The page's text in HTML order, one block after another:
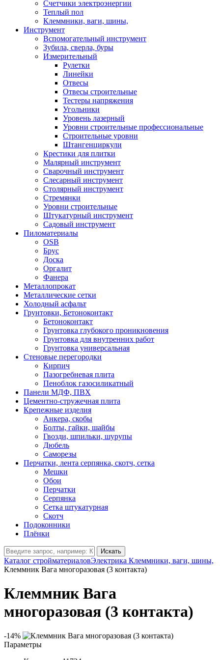
Счетчики электроэнергии
Теплый пол
Клеммники, ваги, шины,
Инструмент
Вспомогательный инструмент
Зубила, сверла, буры
Измерительный
Рулетки
Линейки
Отвесы
Отвесы строительные
Тестеры напряжения
Угольники
Уровень лазерный
Уровни строительные профессиональные
Строительные уровни
Штангенциркули
Крестики для плитки
Малярный инструмент
Сварочный инструмент
Слесарный инструмент
Столярный инструмент
Стремянки
Уровни строительные
Штукатурный инструмент
Садовый инструмент
Пиломатериалы
OSB
Брус
Доска
Оргалит
Фанера
Металлопрокат
Металлические сетки
Холодный асфальт
Грунтовки, Бетоноконтакт
Бетоноконтакт
Грунтовка глубокого проникновения
Грунтовка для внутренних работ
Грунтовка универсальная
Стеновые перегородки
Кирпич
Пазогребневая плита
Пеноблок газосиликатный
Панели МДФ, ПВХ
Цементно-стружечная плита
Крепежные изделия
Анкера, скобы
Болты, гайки, шайбы
Гвозди, шпильки, шурупы
Дюбель
Саморезы
Перчатки, лента серпянка, скотч, сетка
Мешки
Обои
Перчатки
Серпянка
Сетка штукатурная
Скотч
Подоконники
Плёнки
Искать
Каталог стройматериаловЭлектрика Клеммники, ваги, шины,
Клеммник Вага многоразовая (3 контакта)
Клеммник Вага
многоразовая (3 контакта)
-14%
Параметры